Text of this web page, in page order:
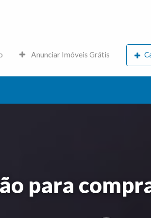
Anunciar Imóveis Grátis
para